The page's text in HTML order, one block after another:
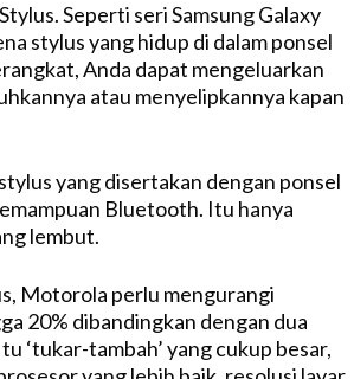
Seperti seri Samsung Galaxy
stylus yang hidup di dalam ponsel
Anda dapat mengeluarkan
atau menyelipkannya kapan
yang disertakan dengan ponsel
Bluetooth. Itu hanya
lembut.
Motorola perlu mengurangi
20% dibandingkan dengan dua
‘tukar-tambah’ yang cukup besar,